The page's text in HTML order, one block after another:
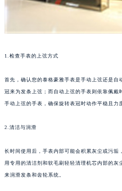
1.检查手表的上弦方式
首先，确认您的泰格豪雅手表是手动上弦还是自
冠来为发条上弦；而自动上弦的手表则依靠佩戴
手动上弦的手表，确保旋转表冠时动作平稳且力
2.清洁与润滑
长时间使用后，手表内部可能会积累灰尘或污垢
用专用的清洁剂和软毛刷轻轻清理机芯内部的
来润滑发条和齿轮系统。